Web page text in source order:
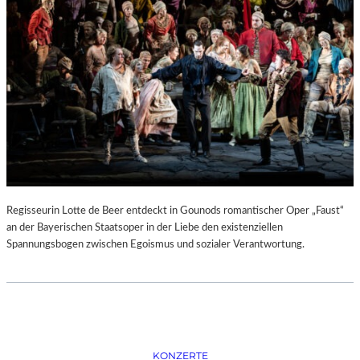
–
K
Ü
N
S
T
L
E
R
,
T
M
Regisseurin Lotte de Beer entdeckt in Gounods romantischer Oper „Faust“
an der Bayerischen Staatsoper in der Liebe den existenziellen
Spannungsbogen zwischen Egoismus und sozialer Verantwortung.
KONZERTE